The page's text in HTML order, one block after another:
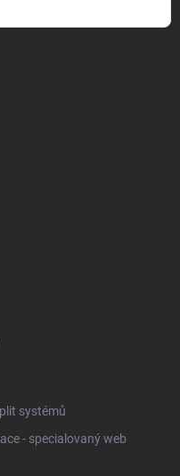
systémů
- specialovaný web